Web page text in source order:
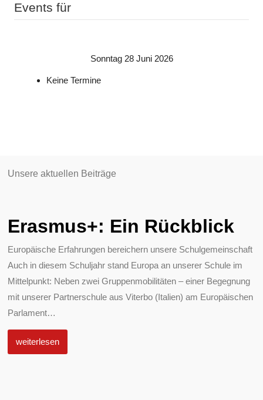
Events für
Sonntag 28 Juni 2026
Keine Termine
Unsere aktuellen Beiträge
Erasmus+: Ein Rückblick
Europäische Erfahrungen bereichern unsere Schulgemeinschaft
Auch in diesem Schuljahr stand Europa an unserer Schule im
Mittelpunkt: Neben zwei Gruppenmobilitäten – einer Begegnung
mit unserer Partnerschule aus Viterbo (Italien) am Europäischen
Parlament…
weiterlesen